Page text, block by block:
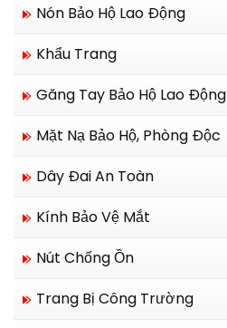
Nón Bảo Hộ Lao Động
Khẩu Trang
Găng Tay Bảo Hộ Lao Động
Mặt Nạ Bảo Hộ, Phòng Độc
Dây Đai An Toàn
Kính Bảo Vệ Mắt
Nút Chống Ồn
Trang Bị Công Trường